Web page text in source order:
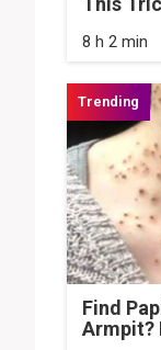
8 h 2 min
Find
Armpit?